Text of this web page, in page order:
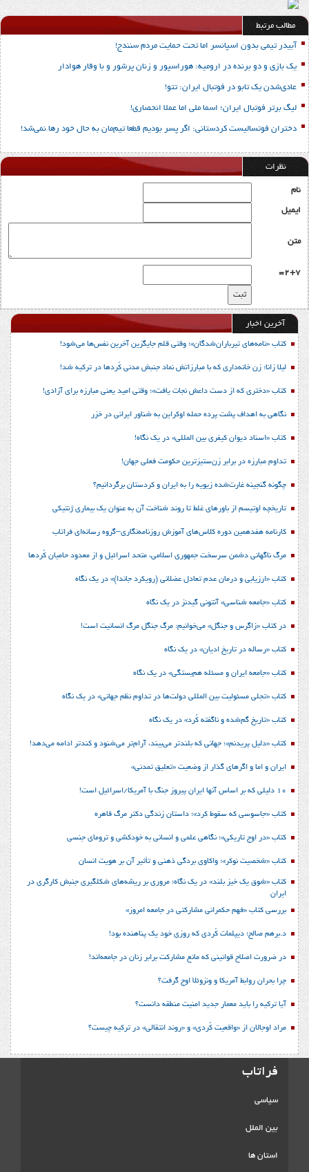
مطالب مرتبط
آبیدر تیمی بدون اسپانسر اما تحت حمایت مردم سنندج!
یک بازی و دو برنده در ارومیه: هوراسپور و زنان پرشور و با وقار هوادار
عادی‌شدن یک تابو در فوتبال ایران: تتو!
لیگ برتر فوتبال ایران؛ اسما ملی اما عملا انحصاری!
دختران فوتسالیست کردستانی: اگر پسر بودیم قطعا تیم‌مان به حال خود رها نمی‌شد!
نظرات
نام
ایمیل
متن
2+7=
آخرین اخبار
کتاب «نامه‌های تیرباران‌شدگان»؛ وقتی قلم جایگزین آخرین نفس‌ها می‌شود!
لیلا زانا؛ زن خانه‌داری که با مبارزاتش نماد جنبش مدنی کُردها در ترکیه شد!
کتاب «دختری که از دست داعش نجات یافت»؛ وقتی امید یعنی مبارزه برای آزادی!
نگاهی به اهداف پشت پرده حمله اوکراین به شناور ایرانی در خزر
کتاب «اسناد دیوان کیفری بین المللی» در یک نگاه!
تداوم مبارزه در برابر زن‌ستیزترین حکومت فعلی جهان!
چگونه گنجینه غارت‌شده زیویه را به ایران و کردستان برگردانیم؟
تاریخچه اوتیسم از باورهای غلط تا روند شناخت آن به عنوان یک بیماری ژنتیکی
کارنامه هفدهمین دوره کلاس‌های آموزش روزنامه‌نگاری–گروه رسانه‌ای فراتاب
مرگ ناگهانی دشمن سرسخت جمهوری اسلامی، متحد اسرائیل و از معدود حامیان کُردها
کتاب «ارزیابی و درمان عدم تعادل عضلانی (رویکرد جاندا)» در یک نگاه
کتاب «جامعه شناسی» آنتونی گیدنز در یک نگاه
در کتاب «زاگرس و جنگل» می‌خوانیم: مرگ جنگل مرگ انسانیت است!
کتاب «رساله در تاریخ ادیان» در یک نگاه
کتاب «جامعه ایران و مسئله هم‌بستگی» در یک نگاه
کتاب «تجلی مسئولیت بین المللی دولت‌ها در تداوم نظم جهانی» در یک نگاه
کتاب «تاریخ گم‌شده و ناگفته کُرد» در یک نگاه
کتاب «دلیل پریدنم»؛ جهانی که بلندتر می‌بیند، آرام‌تر می‌شنود و کندتر ادامه می‌دهد!
ایران و اما و اگرهای گذار از وضعیت «تعلیق تمدنی»
10 دلیلی که بر اساس آنها ایران پیروز جنگ با آمریکا/اسرائیل است!
کتاب «جاسوسی که سقوط کرد»؛ داستان زندگی دکتر مرگ قاهره
کتاب «در اوج تاریکی»؛ نگاهی علمی و انسانی به خودکشی و ترومای جنسی
کتاب «شخصیت نوکر»؛ واکاوی بردگی ذهنی و تأثیر آن بر هویت انسان
کتاب «شوق یک خیز بلند» در یک نگاه؛ مروری بر ریشه‌های شکل‎گیری جنبش کارگری در
ایران
بررسی کتاب «فهم حکمرانی مشارکتی در جامعه امروز»
د.برهم صالح؛ دیپلمات کُردی که روزی خود یک پناهنده بود!
در ضرورت اصلاح قوانینی که مانع مشارکت برابر زنان در جامعه‌اند!
چرا بحران روابط آمریکا و ونزوئلا اوج گرفت؟
آیا ترکیه را باید معمار جدید امنیت منطقه دانست؟
مراد اوجالان از «واقعیت کُردی» و «روند انتقالی» در ترکیه چیست؟
فراتاب
سیاسی
بین الملل
استان ها